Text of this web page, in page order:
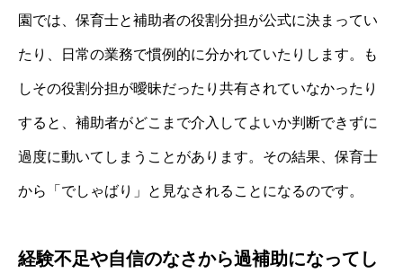
園では、保育士と補助者の役割分担が公式に決まってい
たり、日常の業務で慣例的に分かれていたりします。も
しその役割分担が曖昧だったり共有されていなかったり
すると、補助者がどこまで介入してよいか判断できずに
過度に動いてしまうことがあります。その結果、保育士
から「でしゃばり」と見なされることになるのです。
経験不足や自信のなさから過補助になってし